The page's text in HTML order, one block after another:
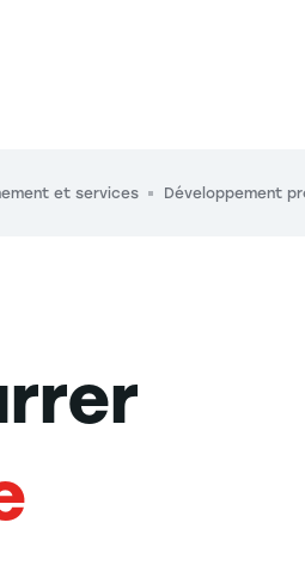
et services Développement